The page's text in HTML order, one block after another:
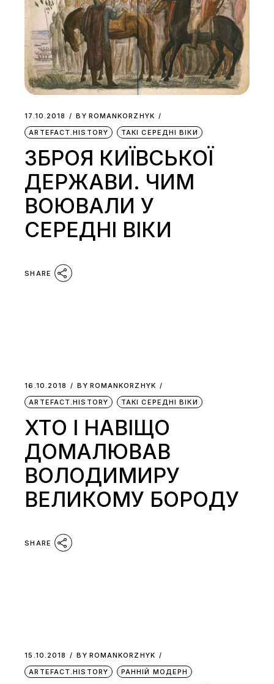
17.10.2018 BY ROMANKORZHYK
ARTEFACT.HISTORY
ТАКІ СЕРЕДНІ ВІКИ
ЗБРОЯ КИЇВСЬКОЇ
ДЕРЖАВИ. ЧИМ
ВОЮВАЛИ У
СЕРЕДНІ ВІКИ
SHARE
16.10.2018 BY ROMANKORZHYK
ARTEFACT.HISTORY
ТАКІ СЕРЕДНІ ВІКИ
ХТО І НАВІЩО
ДОМАЛЮВАВ
ВОЛОДИМИРУ
ВЕЛИКОМУ БОРОДУ
SHARE
15.10.2018 BY ROMANKORZHYK
ARTEFACT.HISTORY
РАННІЙ МОДЕРН